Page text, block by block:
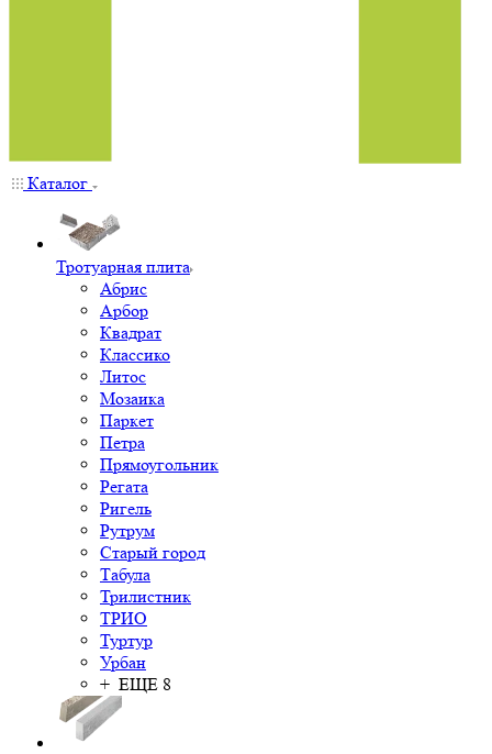
Каталог
Тротуарная плита
Абрис
Арбор
Квадрат
Классико
Литос
Мозаика
Паркет
Петра
Прямоугольник
Регата
Ригель
Рутрум
Старый город
Табула
Трилистник
ТРИО
Туртур
Урбан
+ ЕЩЕ 8